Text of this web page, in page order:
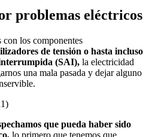
problemas eléctricos
con los componentes
de tensión o hasta incluso
(SAI), la electricidad
una mala pasada y dejar alguno
que pueda haber sido
lo primero que tenemos que